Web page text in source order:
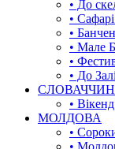
• До
•
•
• Мале
•
• До
•
МОЛДОВА
•
•